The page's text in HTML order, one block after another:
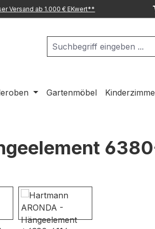
Versand ab 1.000 € EKwert**
Gartenmöbel